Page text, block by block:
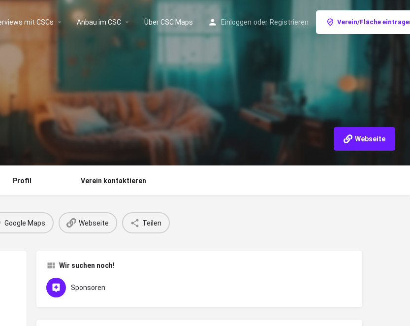
mit CSCs Anbau im CSC Über CSC Maps Einloggen oder Registrieren Verein/Fläche
Webseite
Profil Verein kontaktieren
Google Maps Webseite Teilen
Wir suchen noch!
Sponsoren